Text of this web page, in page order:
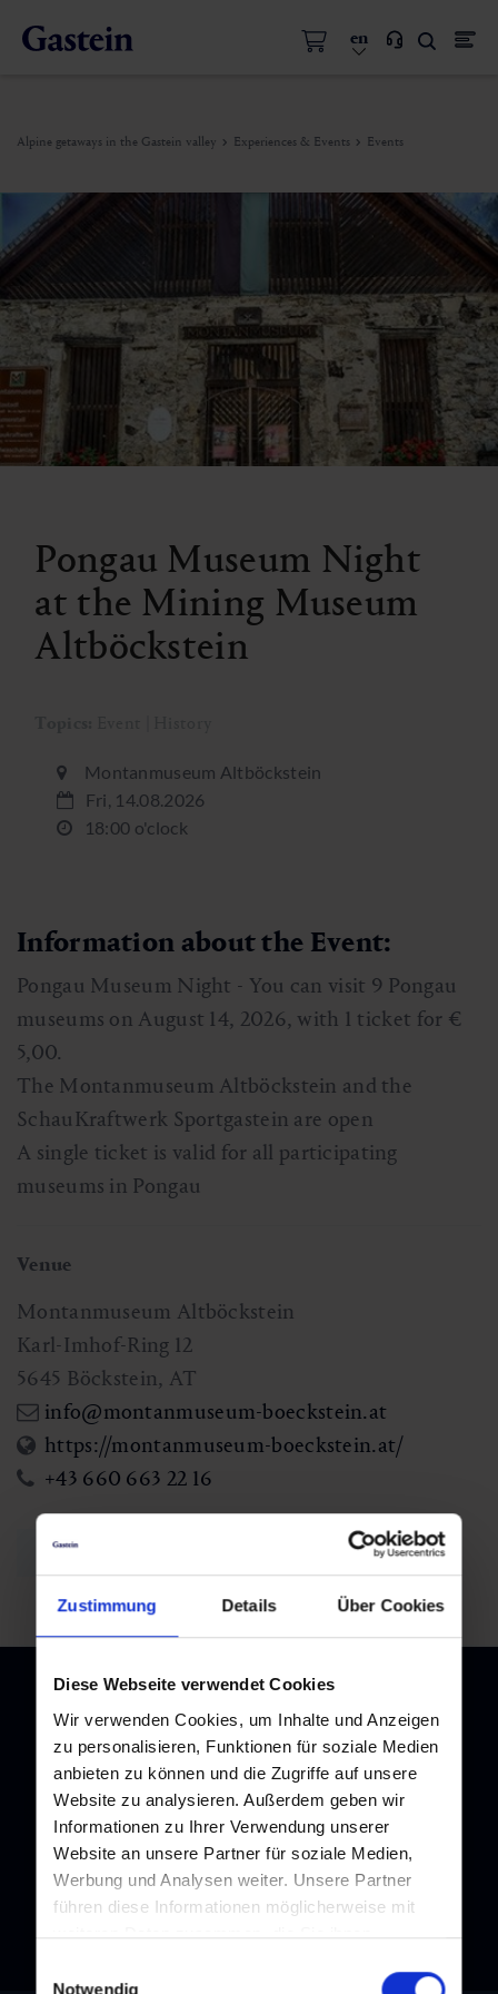
Zustimmung Details Über Cookies
Diese Webseite verwendet Cookies
Wir verwenden Cookies, um Inhalte und Anzeigen
zu personalisieren, Funktionen für soziale Medien
anbieten zu können und die Zugriffe auf unsere
Website zu analysieren. Außerdem geben wir
Informationen zu Ihrer Verwendung unserer
Website an unsere Partner für soziale Medien,
Werbung und Analysen weiter. Unsere Partner
führen diese Informationen möglicherweise mit
weiteren Daten zusammen, die Sie ihnen
Nutzung der Dienste gesammelt haben.
Notwendig
en
Alpine getaways in the Gastein valley Experiences & Events Events
Pongau Museum Night
at the Mining Museum
Altböckstein
Montanmuseum Altböckstein
Fri, 14.08.2026
18:00 o'clock
Information about the Event:
Pongau Museum Night - You can visit 9 Pongau
museums on August 14, 2026, with 1 ticket for €
5,00.
The Montanmuseum Altböckstein and the
SchauKraftwerk Sportgastein are open
A single ticket is valid for all participating
museums in Pongau
Venue
Montanmuseum Altböckstein
Karl-Imhof-Ring 12
5645 Böckstein, AT
info@montanmuseum-boeckstein.at
https://montanmuseum-boeckstein.at/
+43 660 663 22 16
back to overview
Newsletter
Subscribe to our newsletter and stay up to date!